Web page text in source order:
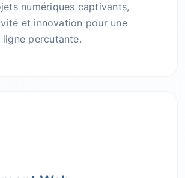
numériques captivants,
et innovation pour une
ligne percutante.